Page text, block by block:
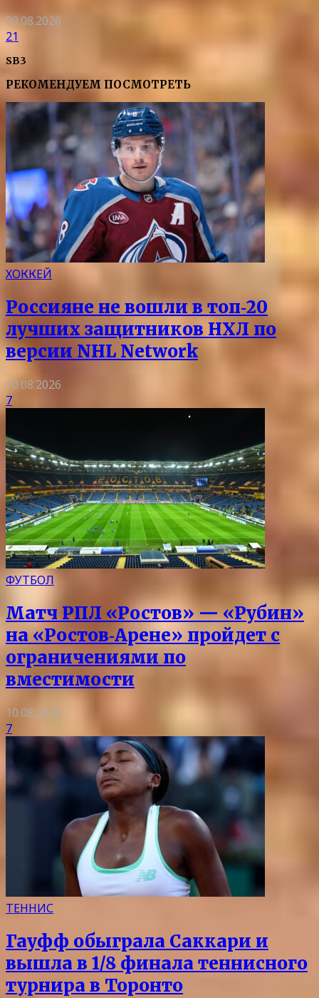
09.08.2026
21
SB3
РЕКОМЕНДУЕМ ПОСМОТРЕТЬ
ХОККЕЙ
Россияне не вошли в топ‑20
лучших защитников НХЛ по
версии NHL Network
10.08.2026
7
ФУТБОЛ
Матч РПЛ «Ростов» — «Рубин»
на «Ростов‑Арене» пройдет с
ограничениями по
вместимости
10.08.2026
7
ТЕННИС
Гауфф обыграла Саккари и
вышла в 1/8 финала теннисного
турнира в Торонто